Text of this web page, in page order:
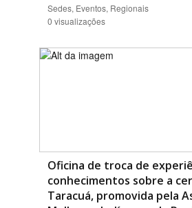
Sedes, Eventos, Regionais
0 visualizações
Oficina de troca de
conhecimentos sobre a
Taracuá, promovida pela